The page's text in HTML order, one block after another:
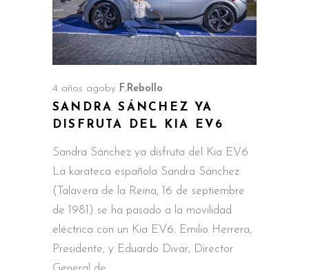
4 años agoby F.Rebollo
SANDRA SÁNCHEZ YA
DISFRUTA DEL KIA EV6
Sandra Sánchez ya disfruta del Kia EV6
La karateca española Sandra Sánchez
(Talavera de la Reina, 16 de septiembre
de 1981) se ha pasado a la movilidad
eléctrica con un Kia EV6. Emilio Herrera,
Presidente, y Eduardo Divar, Director